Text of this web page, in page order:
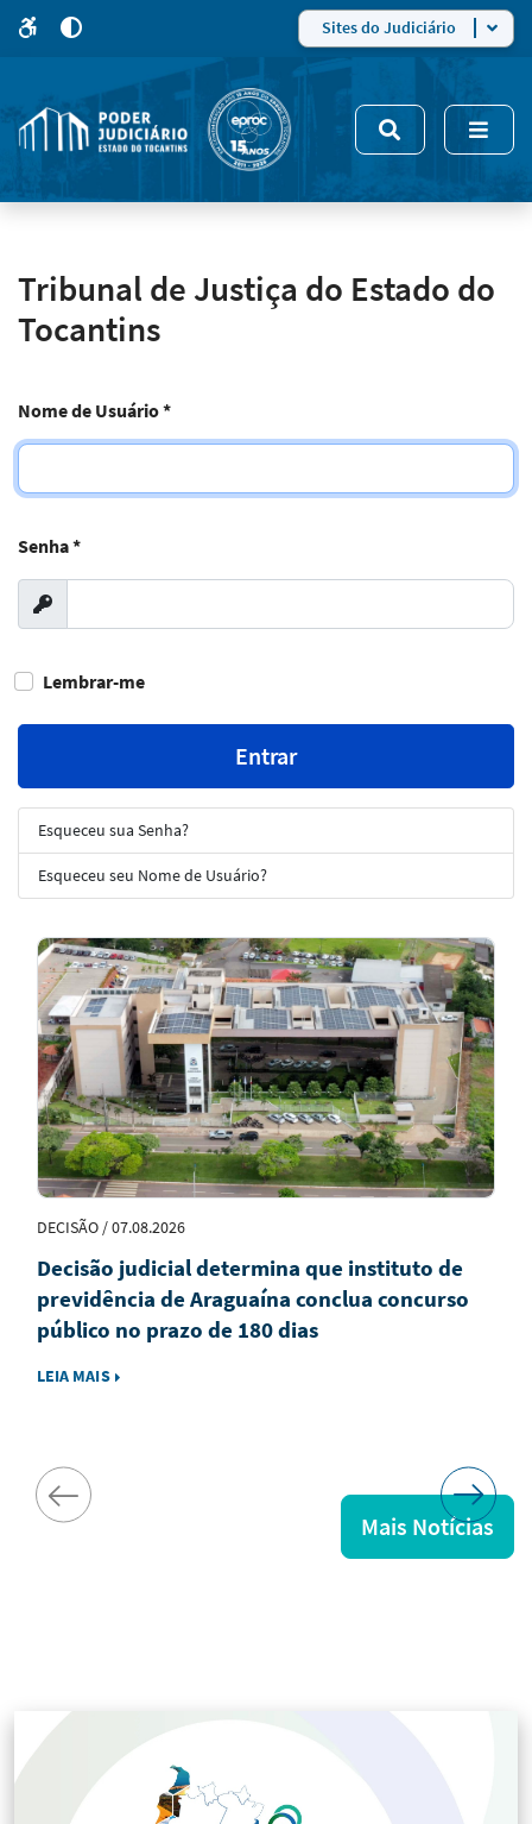
para
site
5
modo
de
alto
Sites do Judiciário
Tribunal de Justiça do Estado do
Tocantins
Nome de Usuário*
Senha*
Exibir
Lembrar-me
Entrar
Esqueceu sua Senha?
Esqueceu seu Nome de Usuário?
Notícias
em
Destaque
DECISÃO / 07.08.2026
Decisão judicial determina que instituto de
previdência de Araguaína conclua concurso
público no prazo de 180 dias
LEIA MAIS
Mais Notícias